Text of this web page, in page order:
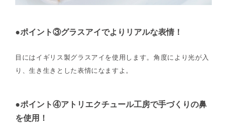
●ポイント③グラスアイでよりリアルな表情！
目にはイギリス製グラスアイを使用します。角度により光が入
り、生き生きとした表情になますよ。
●ポイント④アトリエクチュール工房で手づくりの鼻
を使用！